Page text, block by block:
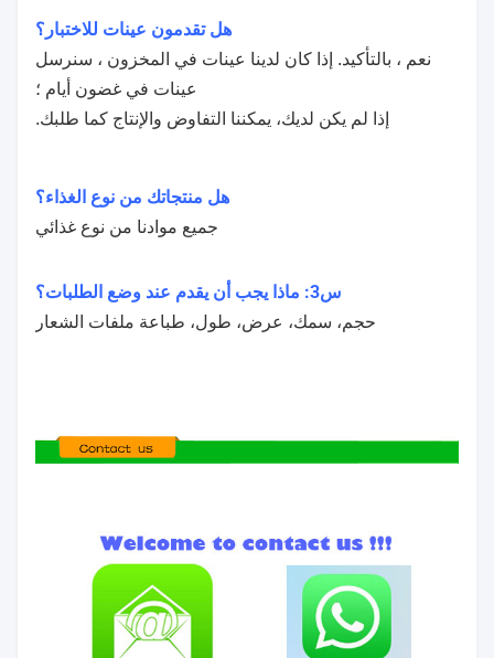
هل تقدمون عينات للاختبار؟
نعم ، بالتأكيد. إذا كان لدينا عينات في المخزون ، سنرسل
عينات في غضون أيام ؛
إذا لم يكن لديك، يمكننا التفاوض والإنتاج كما طلبك.
هل منتجاتك من نوع الغذاء؟
جميع موادنا من نوع غذائي
س3: ماذا يجب أن يقدم عند وضع الطلبات؟
حجم، سمك، عرض، طول، طباعة ملفات الشعار